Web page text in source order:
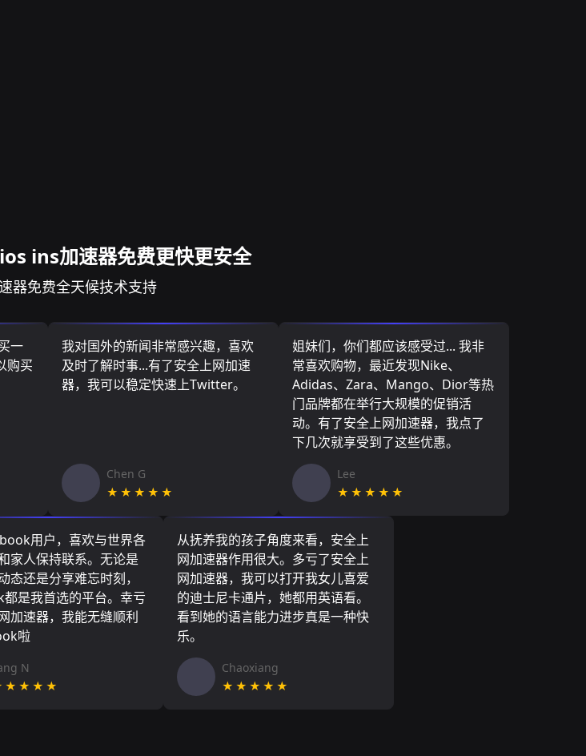
ins加速器免费更快更安全
器免费全天候技术支持
一
购买
我对国外的新闻非常感兴趣，喜欢
及时了解时事...有了安全上网加速
器，我可以稳定快速上Twitter。
Chen G
★★★★★
姐妹们，你们都应该感受过... 我非
常喜欢购物，最近发现Nike、
Adidas、Zara、Mango、Dior等热
门品牌都在举行大规模的促销活
动。有了安全上网加速器，我点了
下几次就享受到了这些优惠。
Lee
★★★★★
用户，喜欢与世界各
家人保持联系。无论是
态还是分享难忘时刻，
是我首选的平台。幸亏
加速器，我能无缝顺利
啦
N
从抚养我的孩子角度来看，安全上
网加速器作用很大。多亏了安全上
网加速器，我可以打开我女儿喜爱
的迪士尼卡通片，她都用英语看。
看到她的语言能力进步真是一种快
乐。
Chaoxiang
★★★★★